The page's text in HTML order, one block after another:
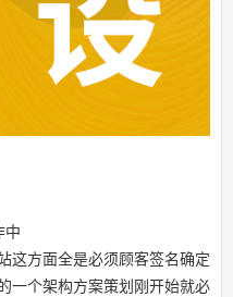
中
这方面全是必须顾客签名确定
一个架构方案策划刚开始就必